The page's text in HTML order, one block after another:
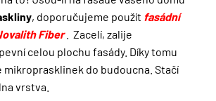
, doporučujeme použít fasádní
Fiber. Zacelí, zalije
celou plochu fasády. Díky tomu
do budoucna. Stačí
vrstva.